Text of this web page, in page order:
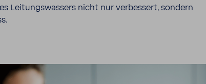
Leitungs­was­sers nicht nur verbes­sert, sondern